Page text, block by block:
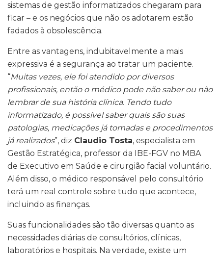
sistemas de gestão informatizados chegaram para
ficar – e os negócios que não os adotarem estão
fadados à obsolescência.
Entre as vantagens, indubitavelmente a mais
expressiva é a segurança ao tratar um paciente.
“Muitas vezes, ele foi atendido por diversos
profissionais, então o médico pode não saber ou não
lembrar de sua história clínica. Tendo tudo
informatizado, é possível saber quais são suas
patologias, medicações já tomadas e procedimentos
já realizados”, diz Claudio Tosta, especialista em
Gestão Estratégica, professor da IBE-FGV no MBA
de Executivo em Saúde e cirurgião facial voluntário.
Além disso, o médico responsável pelo consultório
terá um real controle sobre tudo que acontece,
incluindo as finanças.
Suas funcionalidades são tão diversas quanto as
necessidades diárias de consultórios, clínicas,
laboratórios e hospitais. Na verdade, existe um